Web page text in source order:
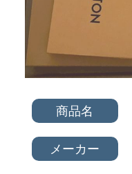
商品名
メーカー